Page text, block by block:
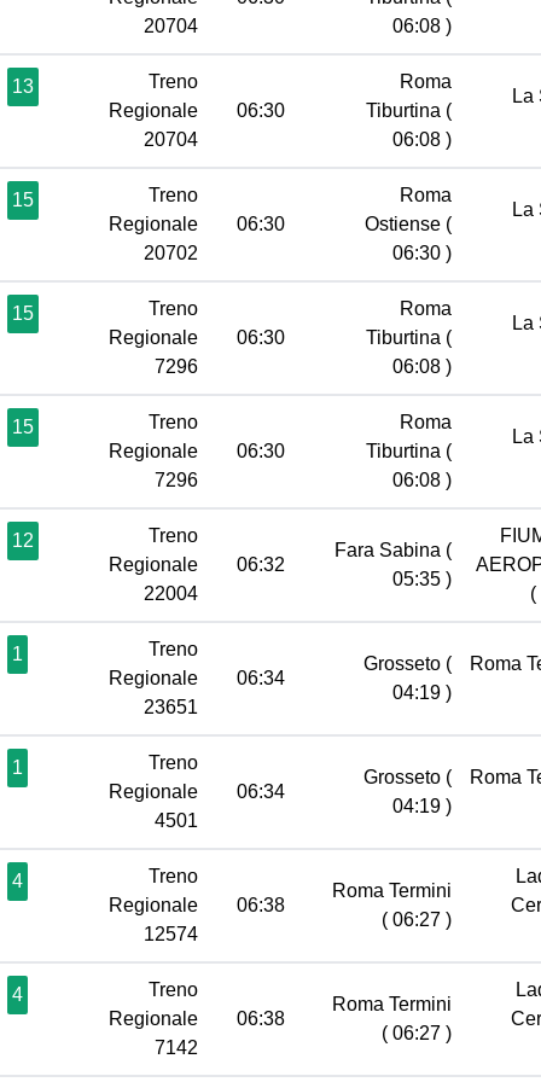
20704
06:08 )
13
Treno
Regionale
20704
06:30
Roma
Tiburtina (
06:08 )
La
15
Treno
Regionale
20702
06:30
Roma
Ostiense (
06:30 )
La
15
Treno
Regionale
7296
06:30
Roma
Tiburtina (
06:08 )
La
15
Treno
Regionale
7296
06:30
Roma
Tiburtina (
06:08 )
La
12
Treno
Regionale
22004
06:32
Fara Sabina (
05:35 )
(
1
Treno
Regionale
23651
06:34
Grosseto (
04:19 )
Roma
1
Treno
Regionale
4501
06:34
Grosseto (
04:19 )
Roma
4
Treno
Regionale
12574
06:38
Roma Termini
( 06:27 )
4
Treno
Regionale
7142
06:38
Roma Termini
( 06:27 )